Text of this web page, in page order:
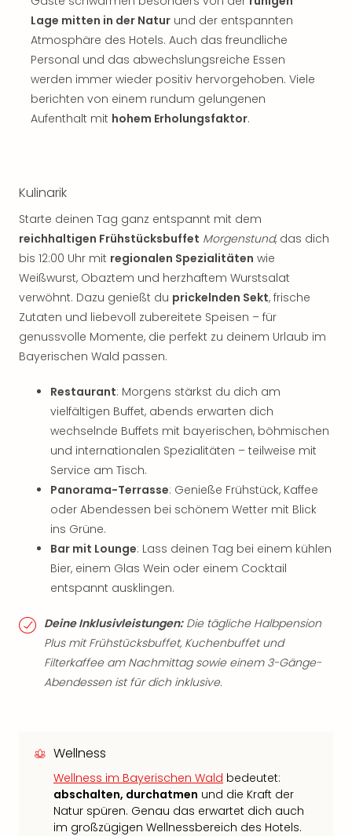
Lage mitten in der Natur und der entspannten
Atmosphäre des Hotels. Auch das freundliche
Personal und das abwechslungsreiche Essen
werden immer wieder positiv hervorgehoben. Viele
berichten von einem rundum gelungenen
Aufenthalt mit hohem Erholungsfaktor.
Kulinarik
Starte deinen Tag ganz entspannt mit dem
reichhaltigen Frühstücksbuffet Morgenstund, das dich
bis 12:00 Uhr mit regionalen Spezialitäten wie
Weißwurst, Obaztem und herzhaftem Wurstsalat
verwöhnt. Dazu genießt du prickelnden Sekt, frische
Zutaten und liebevoll zubereitete Speisen – für
genussvolle Momente, die perfekt zu deinem Urlaub im
Bayerischen Wald passen.
Restaurant: Morgens stärkst du dich am
vielfältigen Buffet, abends erwarten dich
wechselnde Buffets mit bayerischen, böhmischen
und internationalen Spezialitäten – teilweise mit
Service am Tisch.
Panorama-Terrasse: Genieße Frühstück, Kaffee
oder Abendessen bei schönem Wetter mit Blick
ins Grüne.
Bar mit Lounge: Lass deinen Tag bei einem kühlen
Bier, einem Glas Wein oder einem Cocktail
entspannt ausklingen.
Deine Inklusivleistungen:Die tägliche Halbpension
Plus mit Frühstücksbuffet, Kuchenbuffet und
Filterkaffee am Nachmittag sowie einem 3-Gänge-
Abendessen ist für dich inklusive.
Wellness
Wellness im Bayerischen Wald bedeutet:
abschalten, durchatmen und die Kraft der
Natur spüren. Genau das erwartet dich auch
im großzügigen Wellnessbereich des Hotels.